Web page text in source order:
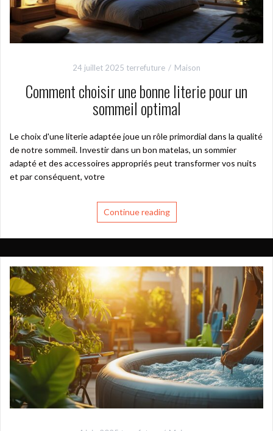
24 juillet 2025 terrefuture Maison
Comment choisir une bonne literie pour un
sommeil optimal
Le choix d'une literie adaptée joue un rôle primordial dans la qualité
de notre sommeil. Investir dans un bon matelas, un sommier
adapté et des accessoires appropriés peut transformer vos nuits
et par conséquent, votre
Continue reading